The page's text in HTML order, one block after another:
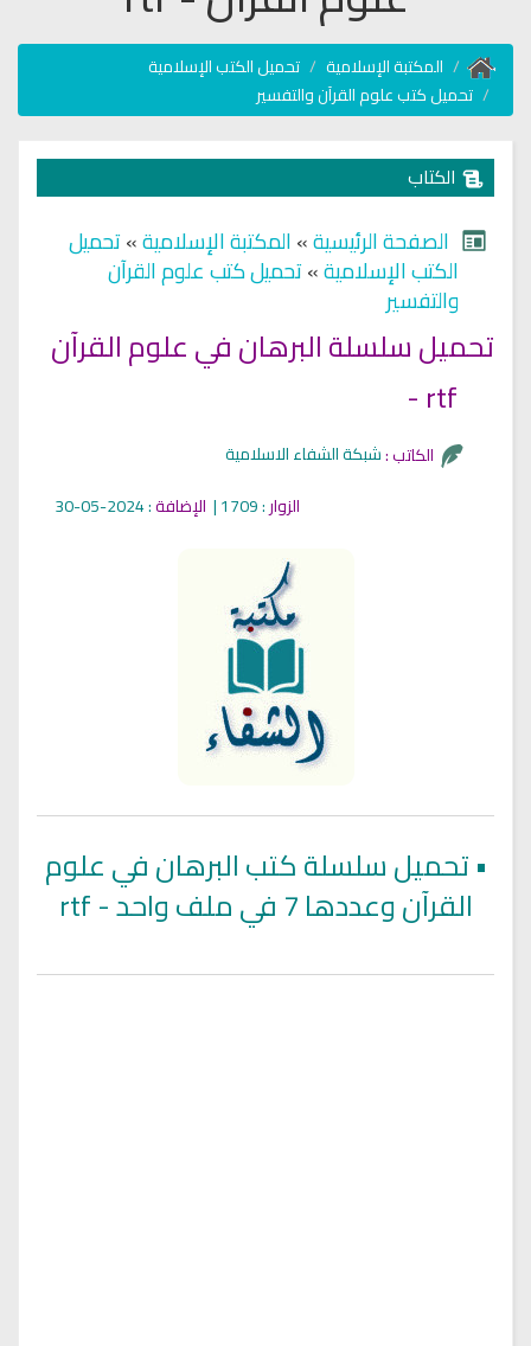
المكتبة الإسلامية
تحميل الكتب الإسلامية
تحميل كتب علوم القرآن والتفسير
الكتاب
الصفحة الرئيسية»المكتبة الإسلامية»تحميل
الكتب الإسلامية»تحميل كتب علوم القرآن
والتفسير
تحميل سلسلة البرهان في علوم القرآن
- rtf
الكاتب :
الزوار: 1709 | الإضافة: 2024-05-30
•تحميل سلسلة كتب البرهان في علوم
القرآن وعددها 7 في ملف واحد - rtf